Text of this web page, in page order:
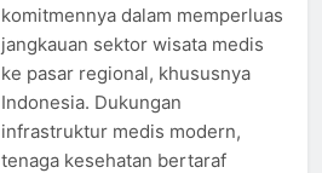
komitmennya dalam memperluas
jangkauan sektor wisata medis
ke pasar regional, khususnya
Indonesia. Dukungan
infrastruktur medis modern,
tenaga kesehatan bertaraf